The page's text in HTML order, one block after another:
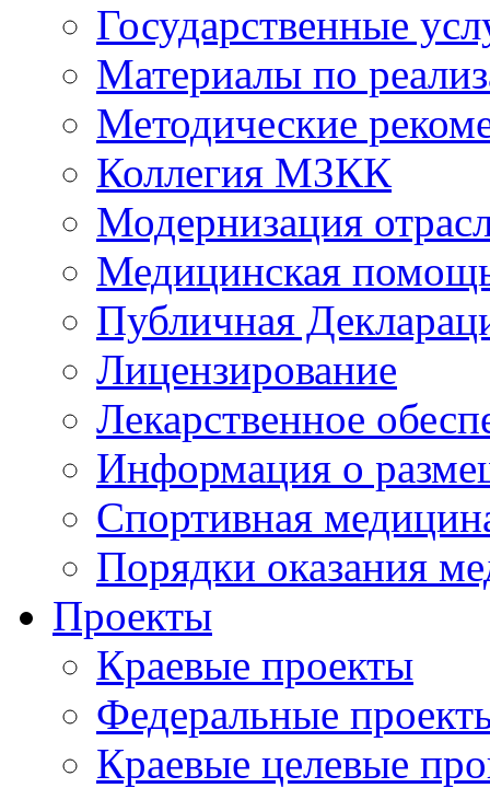
Государственные
Материалы по
Методические
Коллегия МЗКК
Модернизация
Медицинская
Публичная
Лицензирование
Лекарственное
Информация о
Спортивная
Порядки оказания
Проекты
Краевые проекты
Федеральные
Краевые целевые